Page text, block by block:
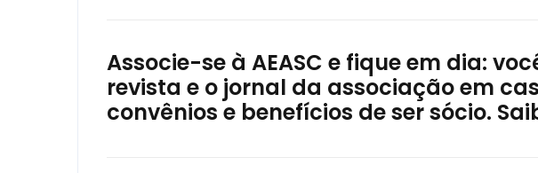
Associe-se à AEASC e fique em dia:
revista e o jornal da associação em
convênios e benefícios de ser sócio.